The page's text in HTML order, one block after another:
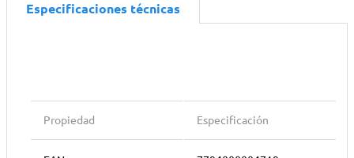
Especificaciones técnicas
Propiedad Especificación